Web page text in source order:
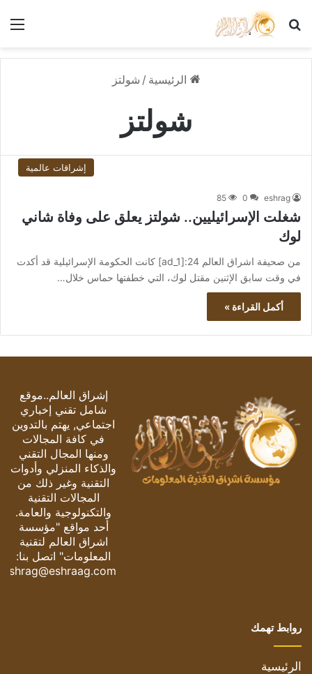
بحث عن
الرئيسية / شولتز
شولتز
إشراقات عالمية
eshrag
0
85
شغلت الإسرائيليين.. شولتز يعلق على وفاة شاني
لوك
من صحيفة اشراق العالم 24:[ad_1] كانت الحكومة الإسرائيلية قد أكدت
في وقت سابق الإثنين مقتل لوك، التي خطفتها حماس خلال…
أكمل القراءة »
إشراق العالم..موقع
شامل تقني إخباري
اجتماعي, يهتم بالتدوين
في كافة المجالات
ومنها المجال التقني
والذكاء المنزلي وأدوات
التقنية وغير ذلك من
المجالات التقنية
والتكنولوجية والعامة.
أحد مواقع "مؤسسة
اشراق العالم لتقنية
المعلومات" اتصل بنا:
eshrag@eshraag.com
روابط تهمك
الرئيسية